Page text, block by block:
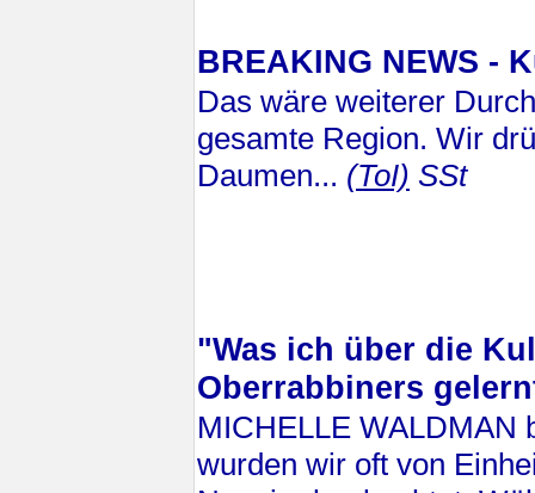
BREAKING NEWS -
Das wäre weiterer
gesamte Region. Wir
Daumen... (ToI) SSt
"Was ich über die
Oberrabbiners
MICHELLE WALDMAN
wurden wir oft von